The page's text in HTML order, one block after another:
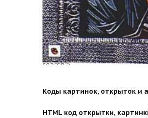
search">
Коды картинок, открыток и
HTML код открытки,